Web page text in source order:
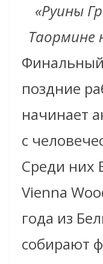
«Руины
Таормине
поздние
начинает
с
Среди них
Vienna
года из
собирают